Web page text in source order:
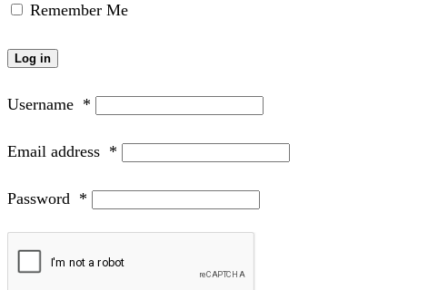
Remember Me
Log in
Username *
Email address *
Password *